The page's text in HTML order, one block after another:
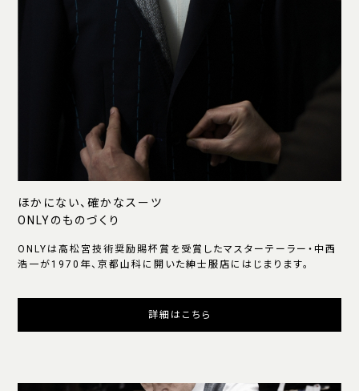
ほかにない、確かなスーツ
ONLYのものづくり
ONLYは高松宮技術奨励賜杯賞を受賞したマスターテーラー・中西
浩一が1970年、京都山科に開いた紳士服店にはじまります。
詳細はこちら